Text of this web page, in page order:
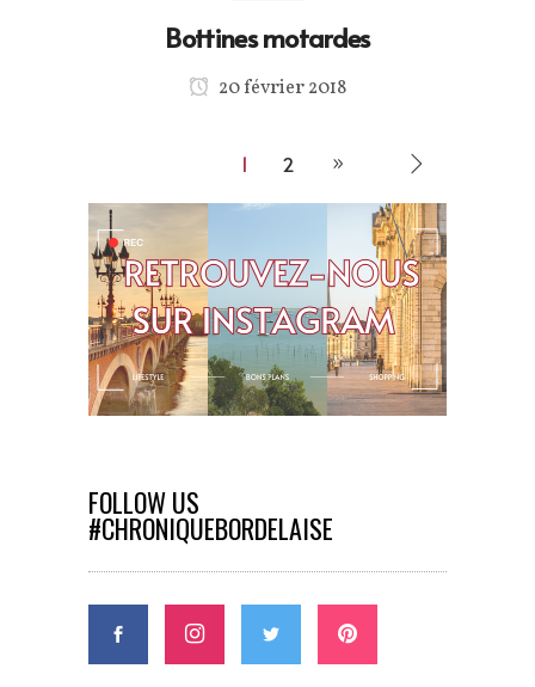
Bottines motardes
20 février 2018
1 2
FOLLOW US
#CHRONIQUEBORDELAISE